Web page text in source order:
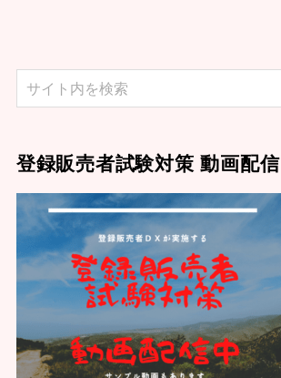
登録販売者試験対策 動画配信